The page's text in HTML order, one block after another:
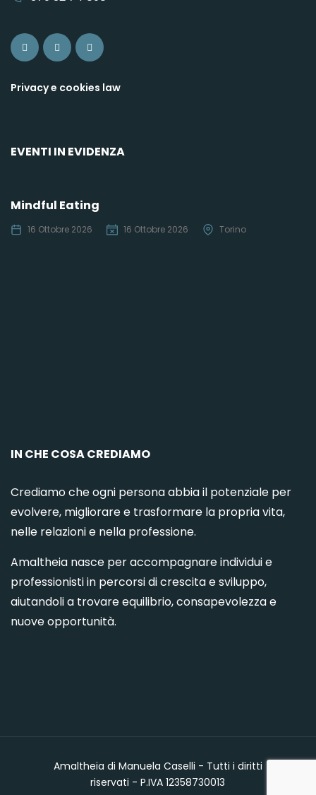
Privacy e cookies law
EVENTI IN EVIDENZA
Mindful Eating
16 Ottobre 2026 16 Ottobre 2026 Torino
IN CHE COSA CREDIAMO
Crediamo che ogni persona abbia il potenziale per
evolvere, migliorare e trasformare la propria vita,
nelle relazioni e nella professione.
Amaltheia nasce per accompagnare individui e
professionisti in percorsi di crescita e sviluppo,
aiutandoli a trovare equilibrio, consapevolezza e
nuove opportunità.
Amaltheia di Manuela Caselli - Tutti i diritti
riservati - P.IVA 12358730013